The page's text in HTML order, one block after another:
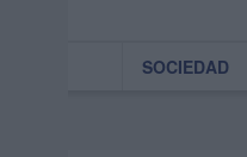
SOCIEDAD